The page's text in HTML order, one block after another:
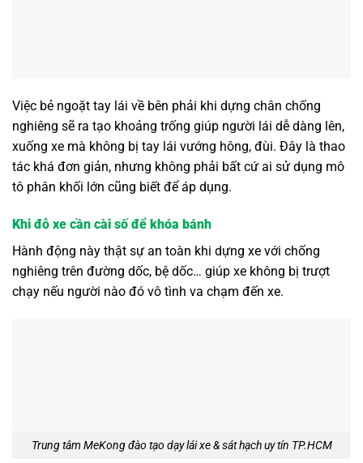
Việc bẻ ngoặt tay lái về bên phải khi dựng chân chống
nghiêng sẽ ra tạo khoảng trống giúp người lái dễ dàng lên,
xuống xe mà không bị tay lái vướng hông, đùi. Đây là thao
tác khá đơn giản, nhưng không phải bất cứ ai sử dụng mô
tô phân khối lớn cũng biết để áp dụng.
Khi đỗ xe cần cài số để khóa bánh
Hành động này thật sự an toàn khi dựng xe với chống
nghiêng trên đường dốc, bệ dốc… giúp xe không bị trượt
chạy nếu người nào đó vô tình va chạm đến xe.
Trung tâm MeKong đào tạo dạy lái xe & sát hạch uy tín TP.HCM